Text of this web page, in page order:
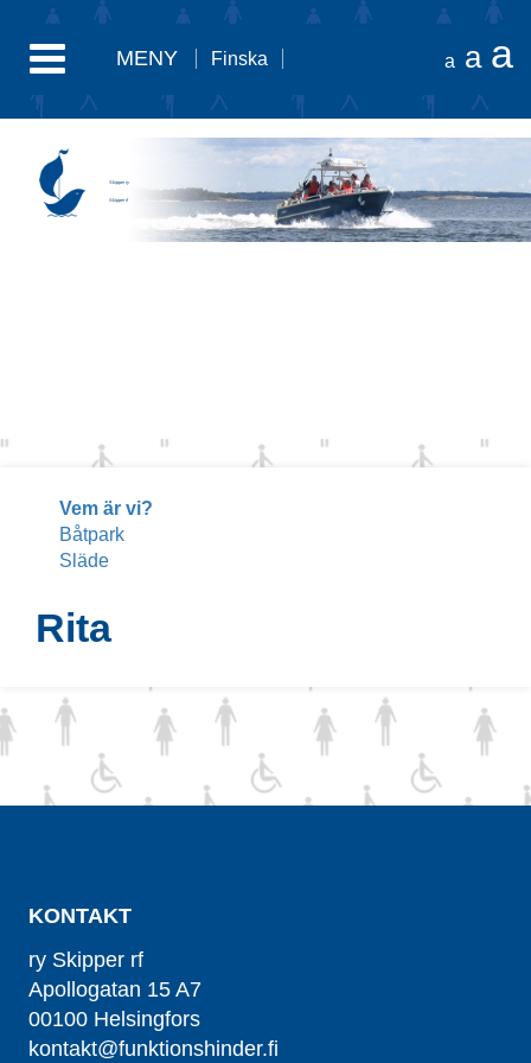
MENY Finska a a a
Skipper ry
Skipper rf
Vem är vi?
Båtpark
Släde
Rita
KONTAKT
ry Skipper rf
Apollogatan 15 A7
00100 Helsingfors
kontakt@funktionshinder.fi